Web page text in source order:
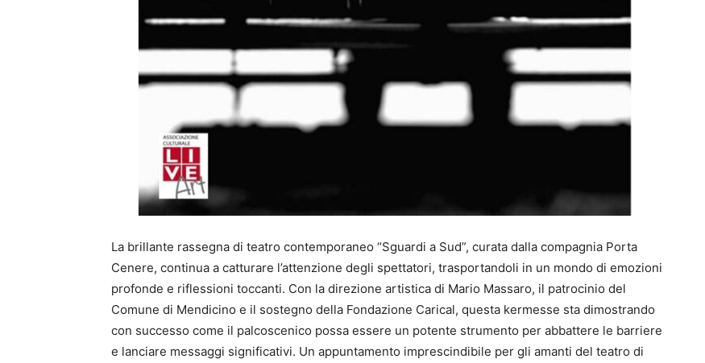
La brillante rassegna di teatro contemporaneo “Sguardi a Sud”, curata dalla compagnia Porta
Cenere, continua a catturare l’attenzione degli spettatori, trasportandoli in un mondo di emozioni
profonde e riflessioni toccanti. Con la direzione artistica di Mario Massaro, il patrocinio del
Comune di Mendicino e il sostegno della Fondazione Carical, questa kermesse sta dimostrando
con successo come il palcoscenico possa essere un potente strumento per abbattere le barriere
e lanciare messaggi significativi. Un appuntamento imprescindibile per gli amanti del teatro di